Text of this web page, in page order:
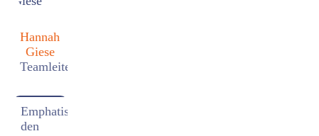
Hannah
Giese
Teamleiterin
Emphatisch....zielorientiert....auf
den